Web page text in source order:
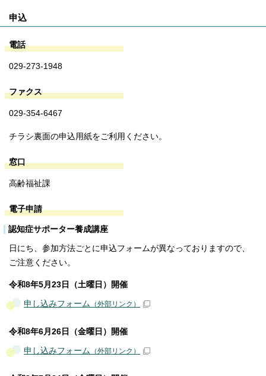
申込
電話
029-273-1948
ファクス
029-354-6467
チラシ裏面の申込用紙をご利用ください。
窓口
高齢福祉課
電子申請
認知症サポーター養成講座
日にち、参加方法ごとに申込フォームが異なっておりますので、
ご注意ください。
令和8年5月23日（土曜日）開催
申し込みフォーム （外部リンク）
令和8年6月26日（金曜日）開催
申し込みフォーム （外部リンク）